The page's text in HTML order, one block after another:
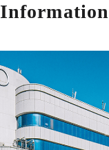
Information